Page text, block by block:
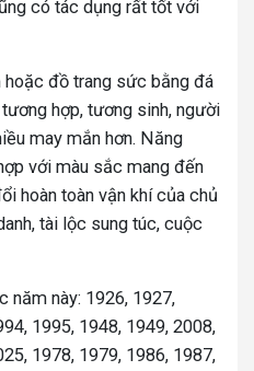
có tác dụng rất tốt với
đồ trang sức bằng đá
hợp, tương sinh, người
may mắn hơn. Năng
với màu sắc mang đến
hoàn toàn vận khí của chủ
tài lộc sung túc, cuộc
năm này: 1926, 1927,
1995, 1948, 1949, 2008,
1978, 1979, 1986, 1987,